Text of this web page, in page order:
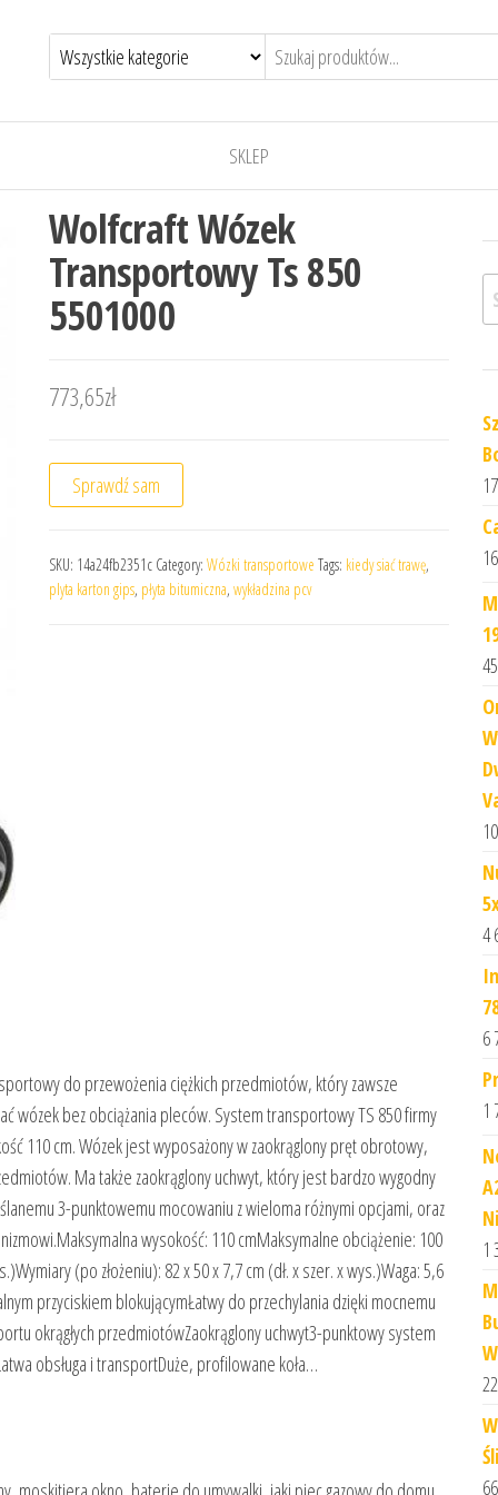
SKLEP
Wolfcraft Wózek
Transportowy Ts 850
5501000
773,65zł
Sprawdź sam
SKU: 14a24fb2351c Category: Wózki transportowe Tags: kiedy siać trawę,
plyta karton gips, płyta bitumiczna, wykładzina pcv
do przewożenia ciężkich przedmiotów, który zawsze
wózek bez obciążania pleców. System transportowy TS 850 firmy
110 cm. Wózek jest wyposażony w zaokrąglony pręt obrotowy,
Ma także zaokrąglony uchwyt, który jest bardzo wygodny
3-punktowemu mocowaniu z wieloma różnymi opcjami, oraz
wysokość: 110 cmMaksymalne obciążenie: 100
(po złożeniu): 82 x 50 x 7,7 cm (dł. x szer. x wys.)Waga: 5,6
przyciskiem blokującymŁatwy do przechylania dzięki mocnemu
okrągłych przedmiotówZaokrąglony uchwyt3-punktowy system
obsługa i transportDuże, profilowane koła…
4
6
1
1